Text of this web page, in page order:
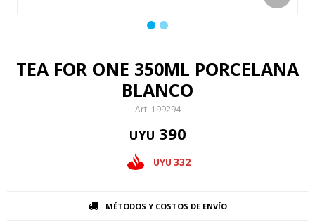
TEA FOR ONE 350ML PORCELANA
BLANCO
199294
UYU 390
UYU 332
MÉTODOS Y COSTOS DE ENVÍO